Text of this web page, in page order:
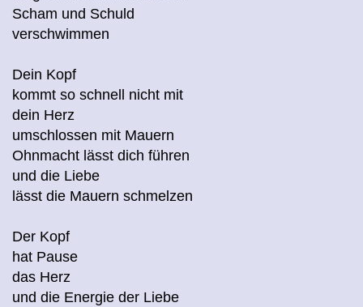
Scham und Schuld
verschwimmen
Dein Kopf
kommt so schnell nicht mit
dein Herz
umschlossen mit Mauern
Ohnmacht lässt dich führen
und die Liebe
lässt die Mauern schmelzen
Der Kopf
hat Pause
das Herz
und die Energie der Liebe